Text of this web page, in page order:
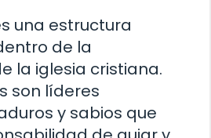
una estructura
de la
la iglesia cristiana.
son líderes
y sabios que